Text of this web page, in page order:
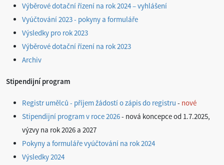
Výběrové dotační řízení na rok 2024 – vyhlášení
Vyúčtování 2023 - pokyny a formuláře
Výsledky pro rok 2023
Výběrové dotační řízení na rok 2023
Archiv
Stipendijní program
Registr umělců - příjem žádostí o zápis do registru - nové
Stipendijní program v roce 2026- nová koncepce od 1.7.2025,
výzvy na rok 2026 a 2027
Pokyny a formuláře vyúčtování na rok 2024
Výsledky 2024